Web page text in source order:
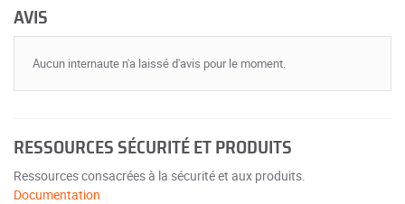
AVIS
Aucun internaute n'a laissé d'avis pour le moment.
RESSOURCES SÉCURITÉ ET PRODUITS
Ressources consacrées à la sécurité et aux produits.
Documentation